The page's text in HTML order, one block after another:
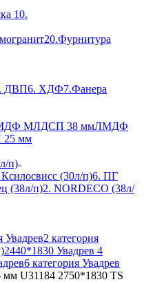
10.
20.Фурнитура
ДВП6. ХДФ7.Фанера
МЛДСП 38 ммЛМДФ
мм
п)
Ксилосвисс (30л/п)6. ПГ
(38л/п)2. NORDECO (38л/
Увадрев2 категория
2440*1830 Увадрев 4
6 категория Увадрев
U31184 2750*1830 ТS